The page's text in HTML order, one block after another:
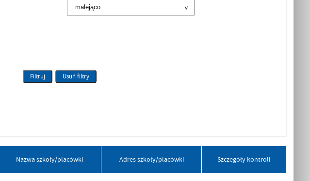
Filtruj Usuń filtry
Nazwa szkoły/placówki Adres szkoły/placówki Szczegóły kontroli